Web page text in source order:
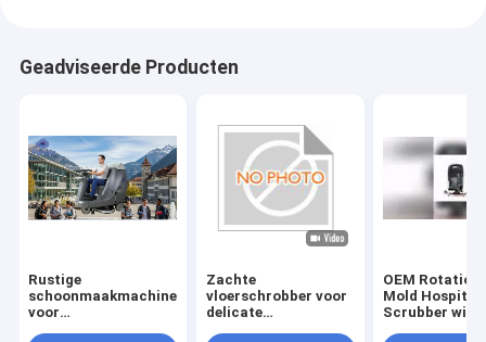
Geadviseerde Producten
Rustige
schoonmaakmachine
voor
Zachte
vloerschrobber voor
delicate
OEM
Mold Hospital
Scrubber with